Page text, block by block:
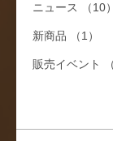
ニュース （10）
新商品 （1）
販売イベント